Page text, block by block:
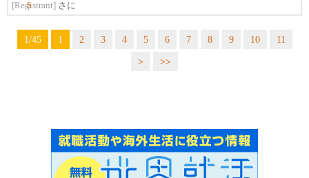
[Registrant] さに
1/45 1 2 3 4 5 6 7 8 9 10
11
>
>>